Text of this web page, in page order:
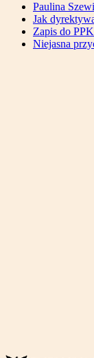
Paulina
Jak
Zapis do
Niejasna